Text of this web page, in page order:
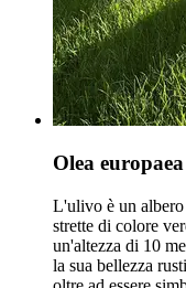
Olea
L'ulivo è un
strette di colore
un'altezza di 10
la sua bellezza